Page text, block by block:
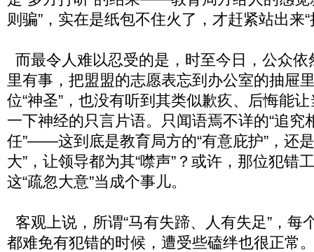
则骗”，实在是纸包不住火了，才赶紧站出来“
而最令人难以忍受的是，时至今日，公众依
里有事，把盟盟的志愿表忘到办公室的抽屉
位“神圣”，也没有听到其类似歉疚、后悔能
一下神经的只言片语。只闻语焉不详的“追究
任”——这到底是教育局方的“有意庇护”，还
大”，让领导都为其“噤声”？或许，那位犯错
这“疏忽大意”当成个事儿。
客观上说，所谓“马有失蹄、人有失足”，每
都难免有犯错的时候，遭受些磕绊也很正常